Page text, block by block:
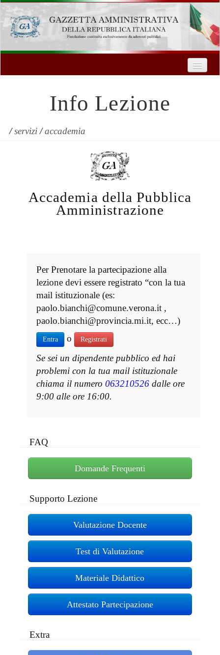
Formazione
Innovazione Tecnologica
Servizi
Contatti
| Entra
Info Lezione
/servizi/accademia
Accademia della Pubblica
Amministrazione
Per Prenotare la partecipazione alla
lezione devi essere registrato “con la tua
mail istituzionale (es:
paolo.bianchi@comune.verona.it ,
paolo.bianchi@provincia.mi.it, ecc…)
Entra o Registrati
Se sei un dipendente pubblico ed hai
problemi con la tua mail istituzionale
chiama il numero 063210526 dalle ore
9:00 alle ore 16:00.
FAQ
Domande Frequenti
Supporto Lezione
Valutazione Docente
Test di Valutazione
Materiale Didattico
Attestato Partecipazione
Extra